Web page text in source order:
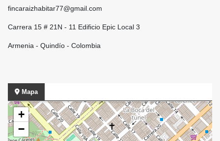
fincaraizhabitar77@gmail.com
Carrera 15 # 21N - 11 Edificio Epic Local 3
Armenia - Quindío - Colombia
Mapa
+
−